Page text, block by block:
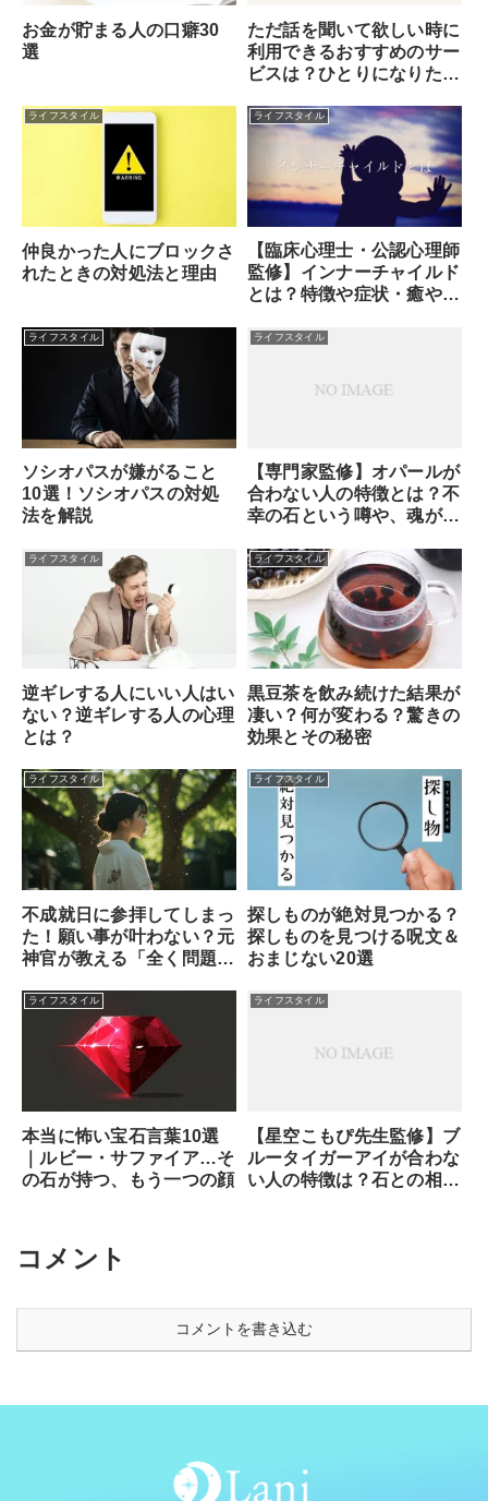
お金が貯まる人の口癖30
選
ただ話を聞いて欲しい時に
利用できるおすすめのサー
ビスは？ひとりになりた
いたいなら電話占い！
ライフスタイル
仲良かった人にブロックさ
れたときの対処法と理由
ライフスタイル
【臨床心理士・公認心理師
監修】インナーチャイルド
とは？特徴や症状・癒やし
方
ライフスタイル
ソシオパスが嫌がること
10選！ソシオパスの対処
法を解説
ライフスタイル
【専門家監修】オパールが
合わない人の特徴とは？不
幸の石という噂や、魂が求
ライフスタイル
逆ギレする人にいい人はい
ない？逆ギレする人の心理
とは？
ライフスタイル
黒豆茶を飲み続けた結果が
凄い？何が変わる？驚きの
効果とその秘密
ライフスタイル
不成就日に参拝してしまっ
た！願い事が叶わない？元
神官が教える「全く問題な
法
ライフスタイル
探しものが絶対見つかる？
探しものを見つける呪文＆
おまじない20選
ライフスタイル
本当に怖い宝石言葉10選
｜ルビー・サファイア…そ
の石が持つ、もう一つの顔
ライフスタイル
【星空こもぴ先生監修】ブ
ルータイガーアイが合わな
い人の特徴は？石との相性
コメント
コメントを書き込む